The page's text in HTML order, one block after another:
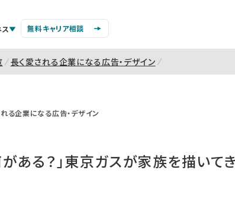
無料キャリア相談
長く愛される企業になる広告・デザイン
る企業になる広告・デザイン
ある？」東京ガスが家族を描いて